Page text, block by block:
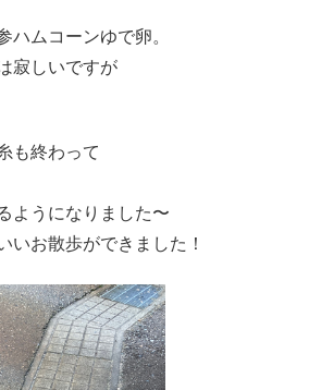
ハムコーンゆで卵。
寂しいですが
も終わって
ようになりました〜
お散歩ができました！